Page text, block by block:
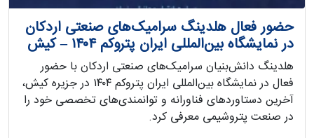
حضور فعال هلدینگ سرامیک‌های صنعتی اردکان
در نمایشگاه بین‌المللی ایران پتروکم ۱۴۰۴ – کیش
هلدینگ دانش‌بنیان سرامیک‌های صنعتی اردکان با حضور
فعال در نمایشگاه بین‌المللی ایران پتروکم ۱۴۰۴ در جزیره کیش،
آخرین دستاوردهای فناورانه و توانمندی‌های تخصصی خود را
در صنعت پتروشیمی معرفی کرد.